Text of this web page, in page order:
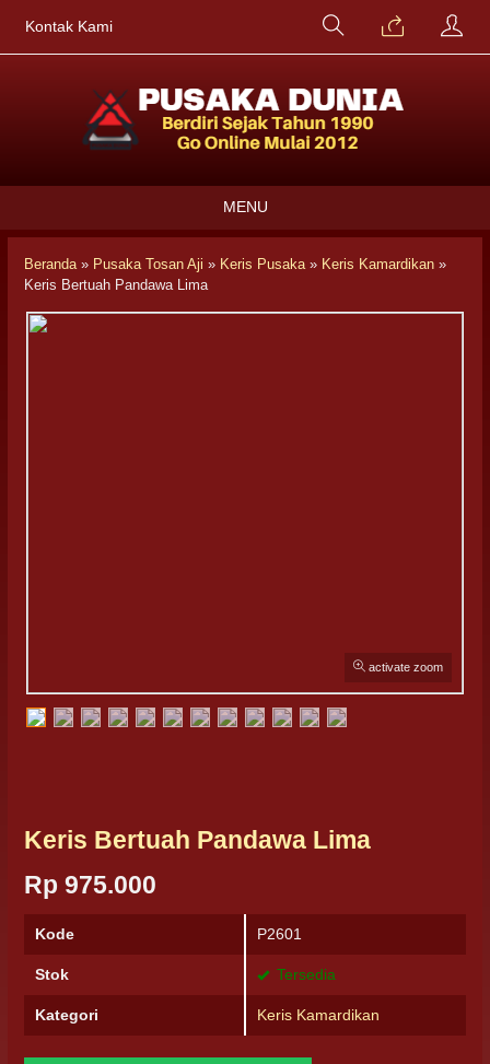
Kontak Kami
MENU
Beranda» Pusaka Tosan Aji » Keris Pusaka» Keris Kamardikan »
Keris Bertuah Pandawa Lima
activate zoom
Keris Bertuah Pandawa Lima
Rp 975.000
Kode P2601
Stok Tersedia
Kategori Keris Kamardikan